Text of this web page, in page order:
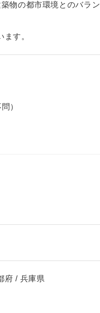
物の都市環境とのバラン
す。
）
府 / 兵庫県